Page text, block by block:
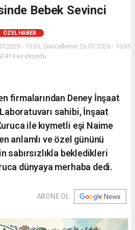
Bebek Sevinci
ÖZEL HABER
- 15:35, Güncelleme: 26.07.2026 - 15:35
kez okundu.
firmalarından Deney İnşaat
sahibi, İnşaat
ile kıymetli eşi Naime
anlamlı ve özel gününü
sabırsızlıkla bekledikleri
dünyaya merhaba dedi.
ABONE OL